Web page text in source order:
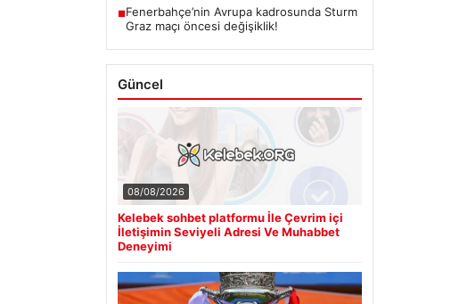
■Fenerbahçe’nin Avrupa kadrosunda Sturm
Graz maçı öncesi değişiklik!
Güncel
08/08/2026
Kelebek sohbet platformu İle Çevrim içi
İletişimin Seviyeli Adresi Ve Muhabbet
Deneyimi